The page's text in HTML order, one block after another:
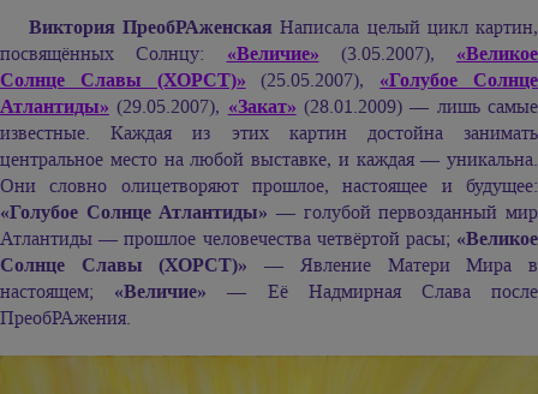
Виктория ПреобРАженская Написала целый цикл картин,
посвящённых Солнцу: «Величие» (3.05.2007), «Великое
Солнце Славы (ХОРСТ)» (25.05.2007), «Голубое Солнце
Атлантиды» (29.05.2007), «Закат» (28.01.2009) — лишь самые
известные. Каждая из этих картин достойна занимать
центральное место на любой выставке, и каждая — уникальна.
Они словно олицетворяют прошлое, настоящее и будущее:
«Голубое Солнце Атлантиды» — голубой первозданный мир
Атлантиды — прошлое человечества четвёртой расы; «Великое
Солнце Славы (ХОРСТ)» — Явление Матери Мира в
настоящем; «Величие» — Её Надмирная Слава после
ПреобРАжения.